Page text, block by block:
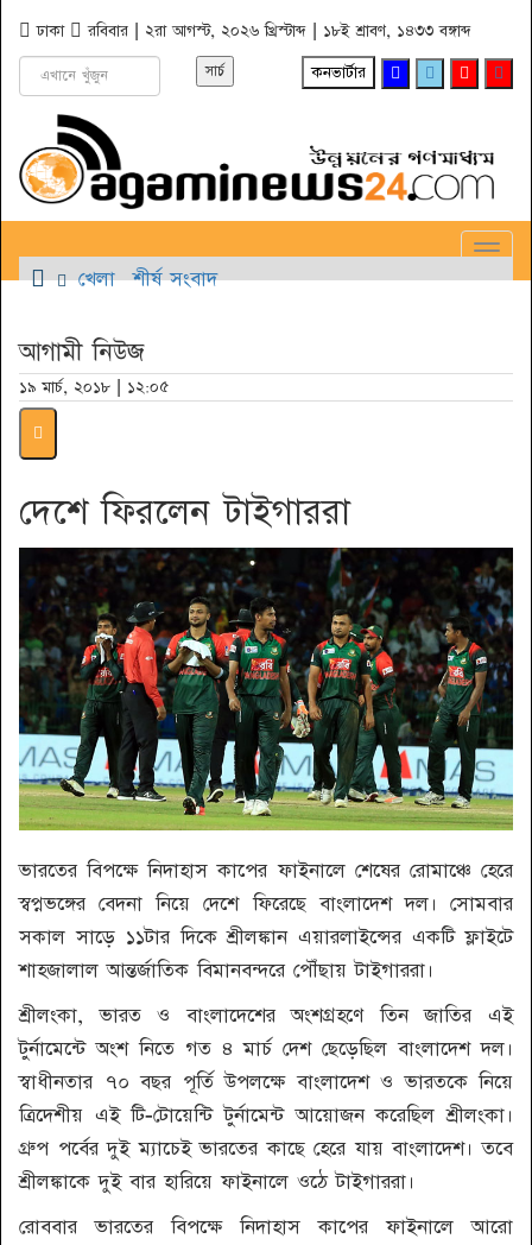
ঢাকা
রবিবার | ২রা আগস্ট, ২০২৬ খ্রিস্টাব্দ | ১৮ই শ্রাবণ, ১৪৩৩ বঙ্গাব্দ
কনভার্টার
খেলা শীর্ষ সংবাদ
আগামী নিউজ
১৯ মার্চ, ২০১৮ | ১২:০৫
দেশে ফিরলেন টাইগাররা
ভারতের বিপক্ষে নিদাহাস কাপের ফাইনালে শেষের রোমাঞ্চে হেরে
স্বপ্নভঙ্গের বেদনা নিয়ে দেশে ফিরেছে বাংলাদেশ দল। সোমবার
সকাল সাড়ে ১১টার দিকে শ্রীলঙ্কান ‍‌এয়ারলাইন্সের একটি ফ্লাইটে
শাহজালাল আন্তর্জাতিক বিমানবন্দরে পৌঁছায় টাইগাররা।
শ্রীলংকা, ভারত ও বাংলাদেশের অংশগ্রহণে তিন জাতির এই
টুর্নামেন্টে অংশ নিতে গত ৪ মার্চ দেশ ছেড়েছিল বাংলাদেশ দল।
স্বাধীনতার ৭০ বছর পূর্তি উপলক্ষে বাংলাদেশ ও ভারতকে নিয়ে
ত্রিদেশীয় এই টি-টোয়েন্টি টুর্নামেন্ট আয়োজন করেছিল শ্রীলংকা।
গ্রুপ পর্বের দুই ম্যাচেই ভারতের কাছে হেরে যায় বাংলাদেশ। তবে
শ্রীলঙ্কাকে দুই বার হারিয়ে ফাইনালে ওঠে টাইগাররা।
রোববার ভারতের বিপক্ষে নিদাহাস কাপের ফাইনালে আরো